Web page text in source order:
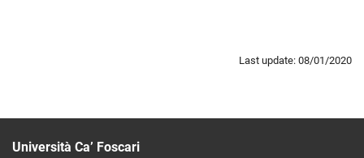
Last update: 08/01/2020
Università Ca’ Foscari